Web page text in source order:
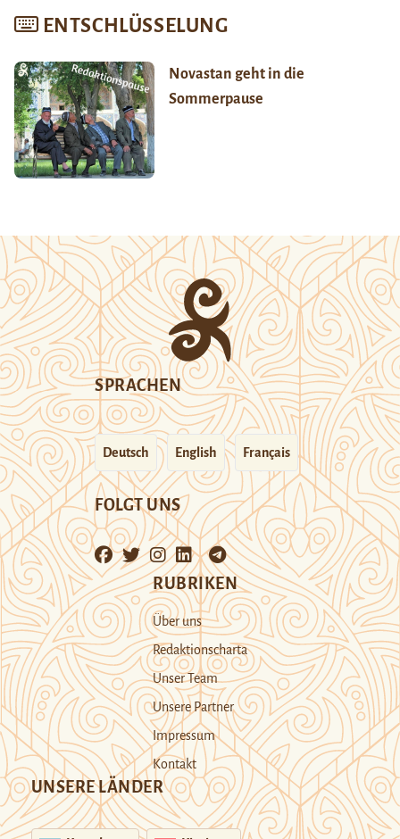
ENTSCHLÜSSELUNG
Novastan geht in die
Sommerpause
SPRACHEN
Deutsch English Français
FOLGT UNS
RUBRIKEN
Über uns
Redaktionscharta
Unser Team
Unsere Partner
Impressum
Kontakt
UNSERE LÄNDER